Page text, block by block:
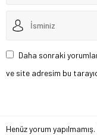
Daha sonraki
ve site adresim bu
Henüz yorum